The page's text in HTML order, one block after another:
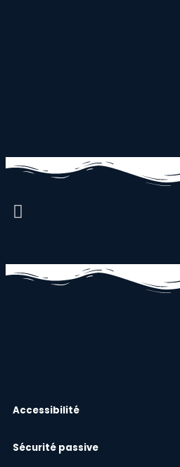
Accessibilité
Sécurité passive